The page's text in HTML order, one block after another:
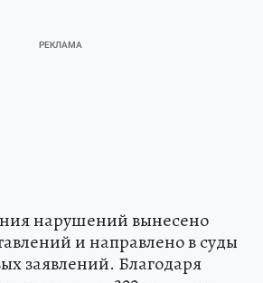
нарушений вынесено
и направлено в суды
заявлений. Благодаря